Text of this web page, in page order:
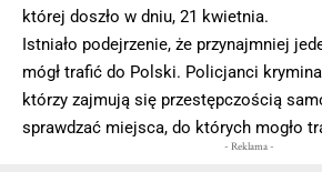
której doszło w dniu, 21 kwietnia.
Istniało podejrzenie, że przynajmniej
mógł trafić do Polski. Policjanci
którzy zajmują się przestępczością
sprawdzać miejsca, do których mogło
- Reklama -